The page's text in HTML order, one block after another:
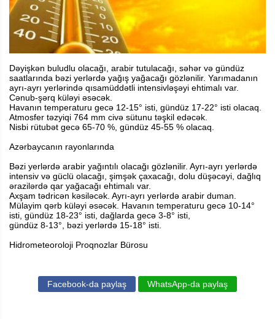
Dəyişkən buludlu olacağı, arabir tutulacağı, səhər və gündüz
saatlarında bəzi yerlərdə yağış yağacağı gözlənilir. Yarımadanın
ayrı-ayrı yerlərində qısamüddətli intensivləşəyi ehtimalı var.
Cənub-şərq küləyi əsəcək.
Havanın temperaturu gecə 12-15° isti, gündüz 17-22° isti olacaq.
Atmosfer təzyiqi 764 mm civə sütunu təşkil edəcək.
Nisbi rütubət gecə 65-70 %, gündüz 45-55 % olacaq.
Azərbaycanın rayonlarında
Bəzi yerlərdə arabir yağıntılı olacağı gözlənilir. Ayrı-ayrı yerlərdə
intensiv və güclü olacağı, şimşək çaxacağı, dolu düşəcəyi, dağlıq
ərazilərdə qar yağacağı ehtimalı var.
Axşam tədricən kəsiləcək. Ayrı-ayrı yerlərdə arabir duman.
Mülayim qərb küləyi əsəcək. Havanın temperaturu gecə 10-14°
isti, gündüz 18-23° isti, dağlarda gecə 3-8° isti,
gündüz 8-13°, bəzi yerlərdə 15-18° isti.
Hidrometeoroloji Proqnozlar Bürosu
Facebook-da paylaş WhatsApp-da paylaş